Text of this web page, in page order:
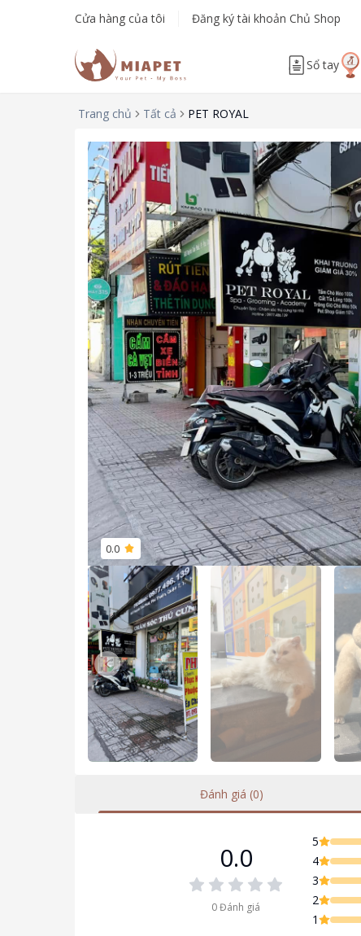
Cửa hàng của tôi Đăng ký tài khoản Chủ Shop
Sổ tay
Trang chủ Tất cả PET ROYAL
0.0
Previous slide
Đánh giá (0)
0.0
0Đánh giá
5
4
3
2
1